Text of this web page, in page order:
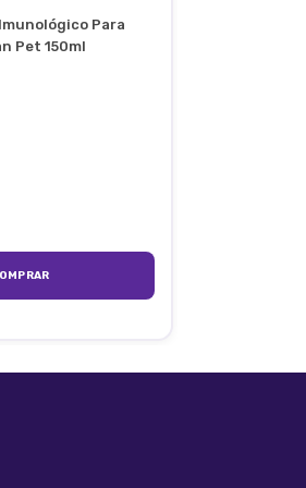
Para
Pet 150ml